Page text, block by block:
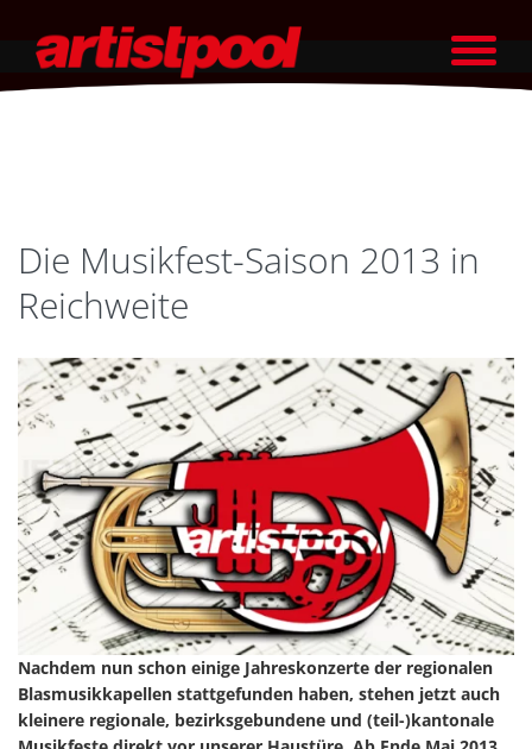
Die Musikfest-Saison 2013 in
Reichweite
Nachdem nun schon einige Jahreskonzerte der regionalen
Blasmusikkapellen stattgefunden haben, stehen jetzt auch
kleinere regionale, bezirksgebundene und (teil-)kantonale